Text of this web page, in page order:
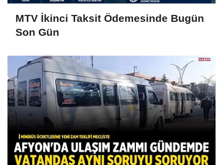
MTV İkinci Taksit Ödemesinde Bugün
Son Gün